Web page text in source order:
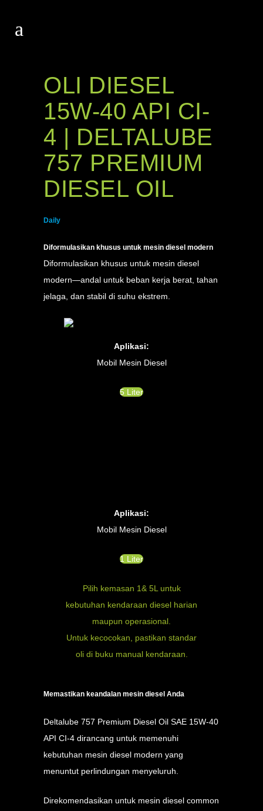
OLI DIESEL
15W-40 API CI-
4 | DELTALUBE
757 PREMIUM
DIESEL OIL
Daily
Diformulasikan khusus untuk mesin diesel modern
Diformulasikan khusus untuk mesin diesel
modern—andal untuk beban kerja berat, tahan
jelaga, dan stabil di suhu ekstrem.
Aplikasi:
Mobil Mesin Diesel
5 Liter
Aplikasi:
Mobil Mesin Diesel
1 Liter
Pilih kemasan 1& 5L untuk
kebutuhan kendaraan diesel harian
maupun operasional.
Untuk kecocokan, pastikan standar
oli di buku manual kendaraan.
Memastikan keandalan mesin diesel Anda
Deltalube 757 Premium Diesel Oil SAE 15W-40
API CI-4 dirancang untuk memenuhi
kebutuhan mesin diesel modern yang
menuntut perlindungan menyeluruh.
Direkomendasikan untuk mesin diesel common